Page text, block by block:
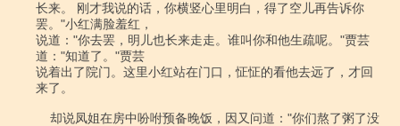
长来。 刚才我说的话，你横竖心里明白，得了空儿再告诉你
罢。"小红满脸羞红，
说道："你去罢，明儿也长来走走。谁叫你和他生疏呢。"贾芸
道："知道了。"贾芸
说着出了院门。这里小红站在门口，怔怔的看他去远了，才回
来了。